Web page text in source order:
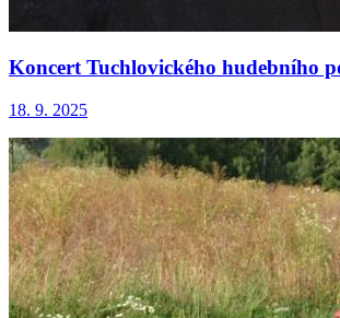
Koncert Tuchlovického hudebního
18. 9. 2025